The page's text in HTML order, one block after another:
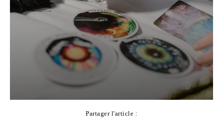
Partager l'article :